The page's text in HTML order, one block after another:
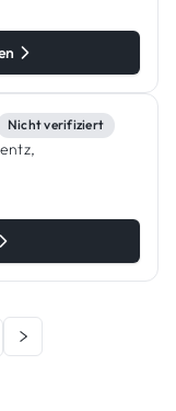
Nicht verifiziert